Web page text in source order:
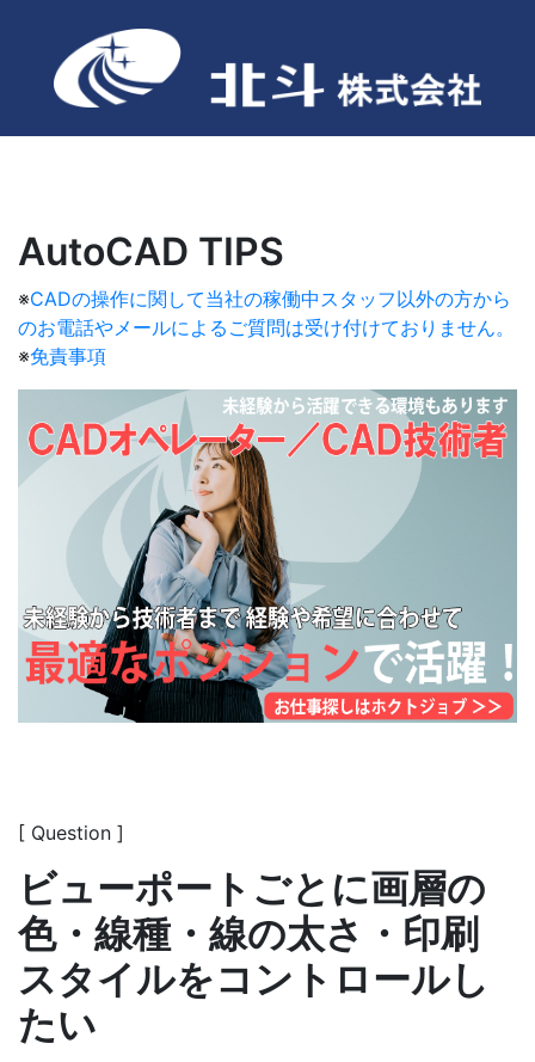
AutoCAD TIPS
※CADの操作に関して当社の稼働中スタッフ以外の方から
のお電話やメールによるご質問は受け付けておりません。
※免責事項
[ Question ]
ビューポートごとに画層の
色・線種・線の太さ・印刷
スタイルをコントロールし
たい